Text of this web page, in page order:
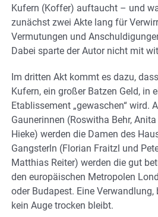
Kufern (Koffer) auftaucht – und
zunächst zwei Akte lang für
Vermutungen und
Dabei sparte der Autor nicht mit
Im dritten Akt kommt es dazu,
Kufern, ein großer Batzen Geld, in
Etablissement „gewaschen“ wird.
Gaunerinnen (Roswitha Behr,
Hieke) werden die Damen des
Gangsterln (Florian Fraitzl und
Matthias Reiter) werden die gut
den europäischen Metropolen
oder Budapest. Eine Verwandlung,
kein Auge trocken bleibt.